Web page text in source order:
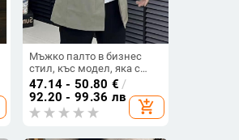
Мъжко палто в бизнес
стил, къс модел, яка с
лаПел, основна материя:
козина от зайци
47.14 - 50.80 € /
92.20 - 99.36 лв
add_shopping_cart